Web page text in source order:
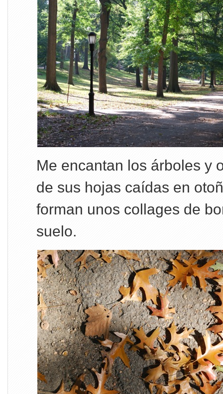
Me encantan los árboles y
de sus hojas caídas en
forman unos collages de
suelo.